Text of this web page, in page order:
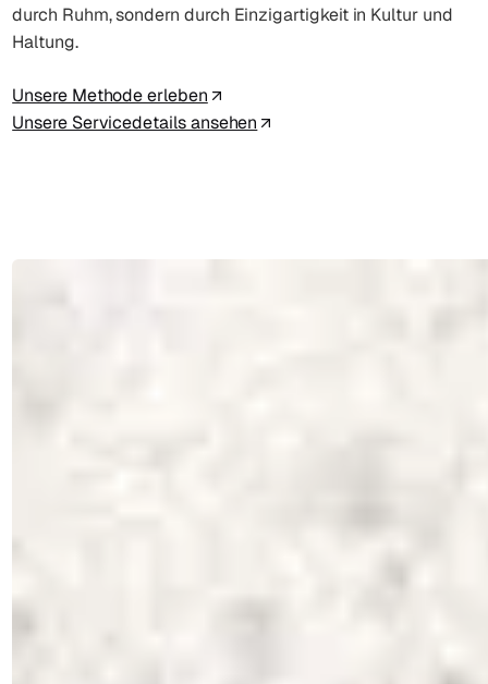
durch Ruhm, sondern durch Einzigartigkeit in Kultur und
Haltung.
Unsere Methode erleben
Unsere Servicedetails ansehen